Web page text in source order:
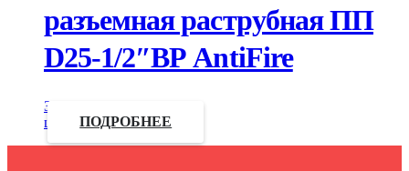
разъемная раструбная ПП
D25-1/2″ВР AntiFire
Запросить
цену
ПОДРОБНЕЕ